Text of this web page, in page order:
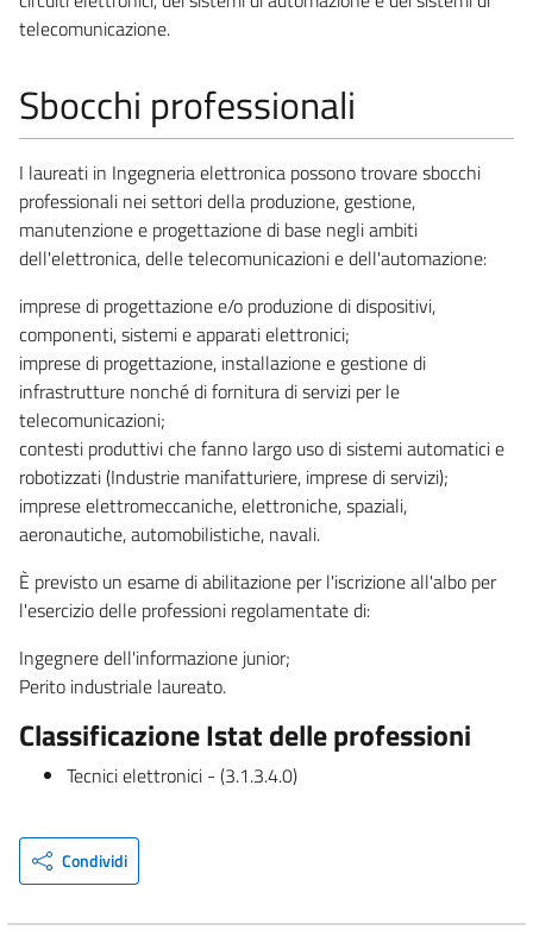
telecomunicazione.
Sbocchi professionali
I laureati in Ingegneria elettronica possono trovare sbocchi
professionali nei settori della produzione, gestione,
manutenzione e progettazione di base negli ambiti
dell'elettronica, delle telecomunicazioni e dell'automazione:
imprese di progettazione e/o produzione di dispositivi,
componenti, sistemi e apparati elettronici;
imprese di progettazione, installazione e gestione di
infrastrutture nonché di fornitura di servizi per le
telecomunicazioni;
contesti produttivi che fanno largo uso di sistemi automatici e
robotizzati (Industrie manifatturiere, imprese di servizi);
imprese elettromeccaniche, elettroniche, spaziali,
aeronautiche, automobilistiche, navali.
È previsto un esame di abilitazione per l'iscrizione all'albo per
l'esercizio delle professioni regolamentate di:
Ingegnere dell'informazione junior;
Perito industriale laureato.
Classificazione Istat delle professioni
Tecnici elettronici - (3.1.3.4.0)
Condividi